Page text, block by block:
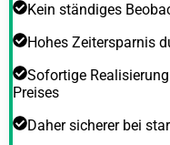
Kein ständiges
Hohes Zeitersparnis
Sofortige
Preises
Daher sicherer bei